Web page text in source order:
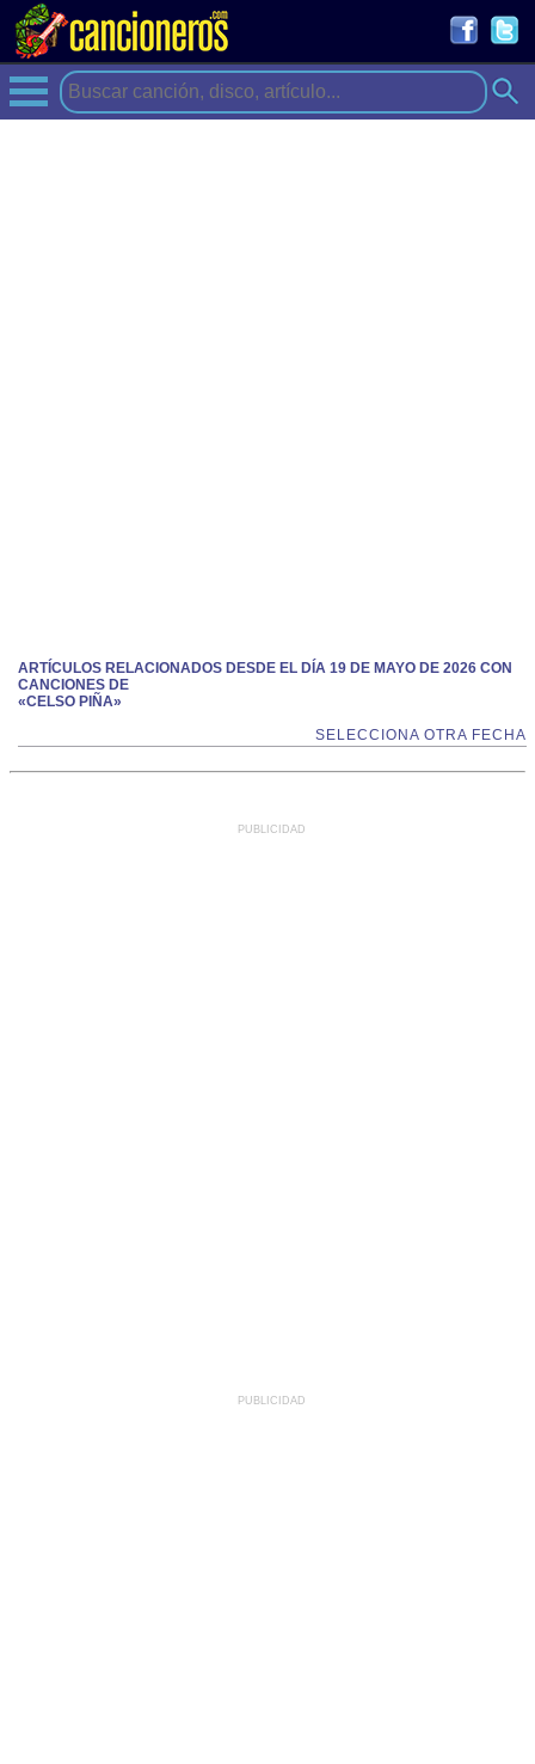
ARTÍCULOS RELACIONADOS DESDE EL DÍA 19 DE MAYO DE 2026 CON
CANCIONES DE
«CELSO PIÑA»
SELECCIONA OTRA FECHA
PUBLICIDAD
PUBLICIDAD